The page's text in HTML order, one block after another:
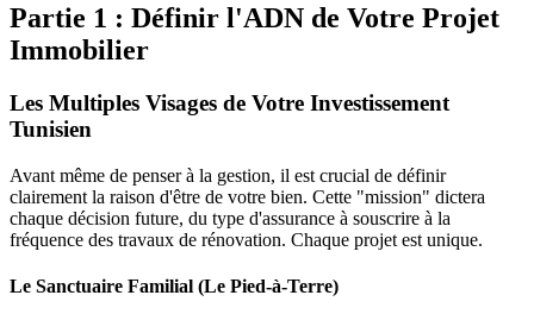
Partie 1 : Définir l'ADN de Votre Projet
Immobilier
Les Multiples Visages de Votre Investissement
Tunisien
Avant même de penser à la gestion, il est crucial de définir
clairement la raison d'être de votre bien. Cette "mission" dictera
chaque décision future, du type d'assurance à souscrire à la
fréquence des travaux de rénovation. Chaque projet est unique.
Le Sanctuaire Familial (Le Pied-à-Terre)